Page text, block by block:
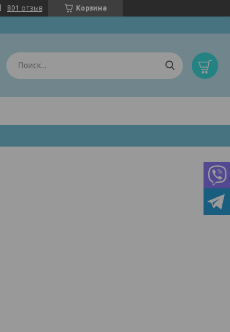
Корзина
801 отзыв